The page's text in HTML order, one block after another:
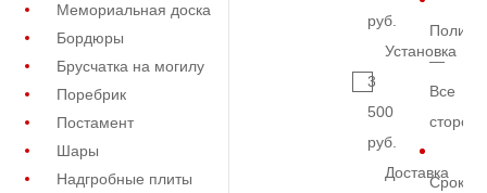
Мемориальная доска
Бордюры
Брусчатка на могилу
Поребрик
Постамент
Шары
Надгробные плиты
руб.
Установка
3
500
руб.
Доставка
—
Все
Срок